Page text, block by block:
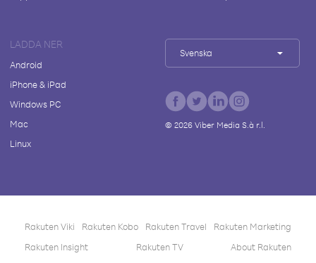
LADDA NER
Android
iPhone & iPad
Windows PC
Mac
Linux
Svenska
© 2026Viber Media S.à r.l.
Rakuten Viki Rakuten Kobo Rakuten Travel
Rakuten Marketing
Rakuten Insight
Rakuten TV About Rakuten